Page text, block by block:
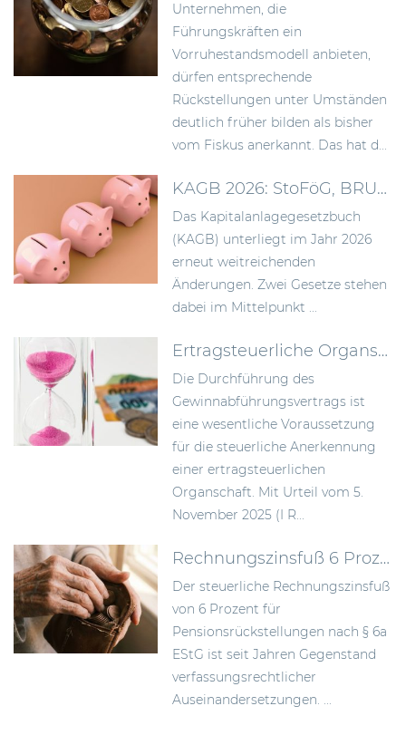
Unternehmen, die
Führungskräften ein
Vorruhestandsmodell anbieten,
dürfen entsprechende
Rückstellungen unter Umständen
deutlich früher bilden als bisher
vom Fiskus anerkannt. Das hat d...
KAGB 2026: StoFöG, BRUBEG und die Folgen für Asset Manager
Das Kapitalanlagegesetzbuch
(KAGB) unterliegt im Jahr 2026
erneut weitreichenden
Änderungen. Zwei Gesetze stehen
dabei im Mittelpunkt ...
Ertragsteuerliche Organschaft: BFH konkretisiert Anforderungen an die Durchführung des Gewinnabführungsvertrags
Die Durchführung des
Gewinnabführungsvertrags ist
eine wesentliche Voraussetzung
für die steuerliche Anerkennung
einer ertragsteuerlichen
Organschaft. Mit Urteil vom 5.
November 2025 (I R...
Rechnungszinsfuß 6 Prozent bei Pensionsrückstellungen: BMF weist Einsprüche per Allgemeinverfügung zurück
Der steuerliche Rechnungszinsfuß
von 6 Prozent für
Pensionsrückstellungen nach § 6a
EStG ist seit Jahren Gegenstand
verfassungsrechtlicher
Auseinandersetzungen. ...